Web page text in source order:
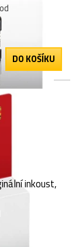
DO KOŠÍKU
inkoust,